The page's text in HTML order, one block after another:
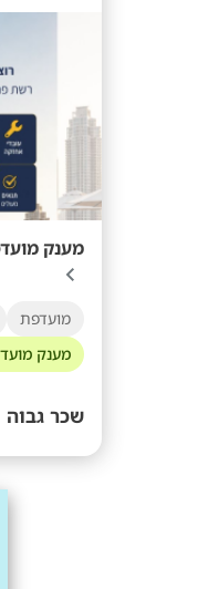
מענק
מועדפת
מענק
שכר גבוה